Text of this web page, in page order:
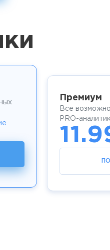
Премиум
Все
PRO-